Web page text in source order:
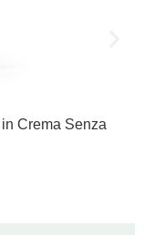
Crema Senza